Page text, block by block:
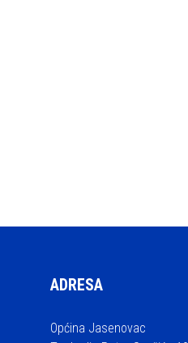
ADRESA
Općina Jasenovac